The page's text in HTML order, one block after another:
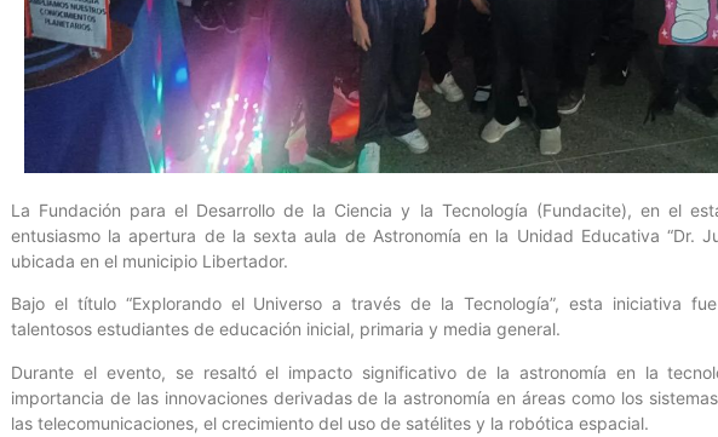
La Fundación para el Desarrollo de la Ciencia y la Tecnología (Fundacite), en el
entusiasmo la apertura de la sexta aula de Astronomía en la Unidad Educativa “Dr.
ubicada en el municipio Libertador.
Bajo el título “Explorando el Universo a través de la Tecnología”, esta iniciativa
talentosos estudiantes de educación inicial, primaria y media general.
Durante el evento, se resaltó el impacto significativo de la astronomía en la
importancia de las innovaciones derivadas de la astronomía en áreas como los
las telecomunicaciones, el crecimiento del uso de satélites y la robótica espacial.